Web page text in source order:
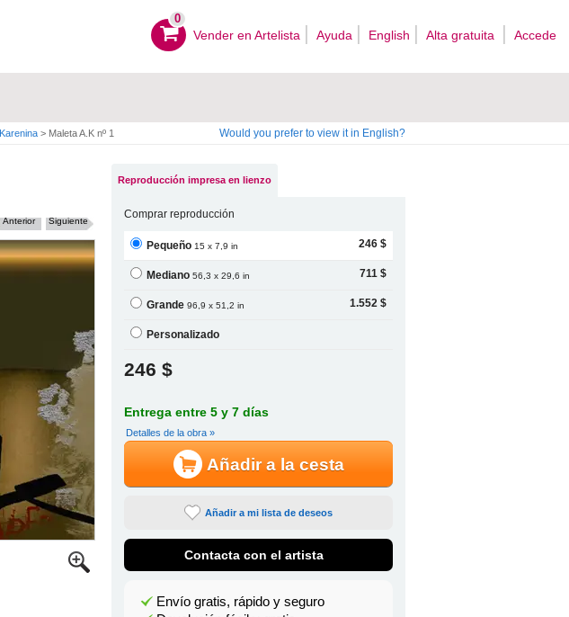
0
Vender en Artelista Ayuda English Alta gratuita Accede
> Maleta A.K nº 1 Would you prefer to view it in English?
Siguiente
Anterior
Reproducción impresa en lienzo
Comprar reproducción
Pequeño15 x 7,9 in 246 $
Mediano56,3 x 29,6 in 711 $
Grande96,9 x 51,2 in 1.552 $
Personalizado
246 $
Entrega entre 5 y 7 días
Detalles de la obra »
Añadir a la cesta
Añadir a mi lista de deseos
Contacta con el artista
Envío gratis, rápido y seguro